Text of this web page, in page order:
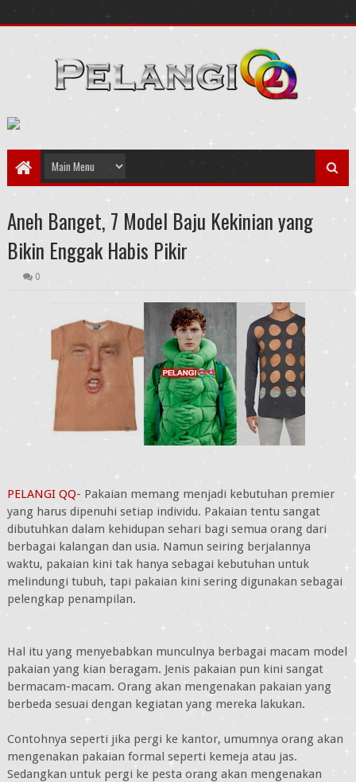
Aneh Banget, 7 Model Baju Kekinian yang
Bikin Enggak Habis Pikir
0
PELANGI QQ- Pakaian memang menjadi kebutuhan premier
yang harus dipenuhi setiap individu. Pakaian tentu sangat
dibutuhkan dalam kehidupan sehari bagi semua orang dari
berbagai kalangan dan usia. Namun seiring berjalannya
waktu, pakaian kini tak hanya sebagai kebutuhan untuk
melindungi tubuh, tapi pakaian kini sering digunakan sebagai
pelengkap penampilan.
Hal itu yang menyebabkan munculnya berbagai macam model
pakaian yang kian beragam. Jenis pakaian pun kini sangat
bermacam-macam. Orang akan mengenakan pakaian yang
berbeda sesuai dengan kegiatan yang mereka lakukan.
Contohnya seperti jika pergi ke kantor, umumnya orang akan
mengenakan pakaian formal seperti kemeja atau jas.
Sedangkan untuk pergi ke pesta orang akan mengenakan